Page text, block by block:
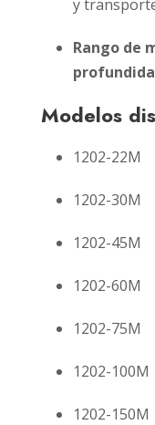
y
Rango de
Modelos
1202-22M
1202-30M
1202-45M
1202-60M
1202-75M
1202-100M
1202-150M